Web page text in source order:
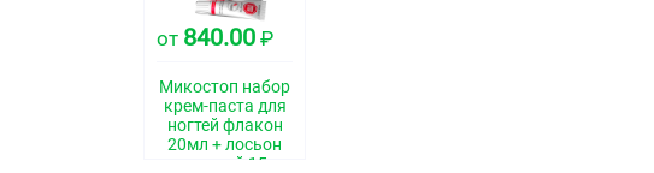
от 840.00 ₽
Микостоп набор
крем-паста для
ногтей флакон
20мл + лосьон
для ногтей 15мл